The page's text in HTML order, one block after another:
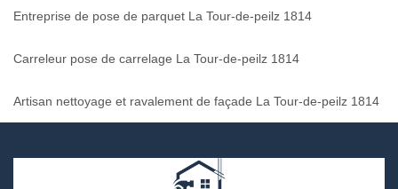
Entreprise de pose de parquet La Tour-de-peilz 1814
Carreleur pose de carrelage La Tour-de-peilz 1814
Artisan nettoyage et ravalement de façade La Tour-de-peilz 1814